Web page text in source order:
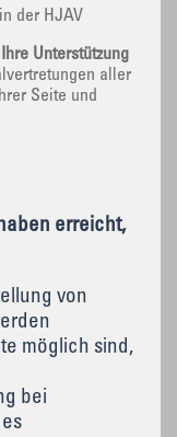
der HJAV
Unterstützung
aller
Seite und
erreicht,
von
möglich sind,
bei